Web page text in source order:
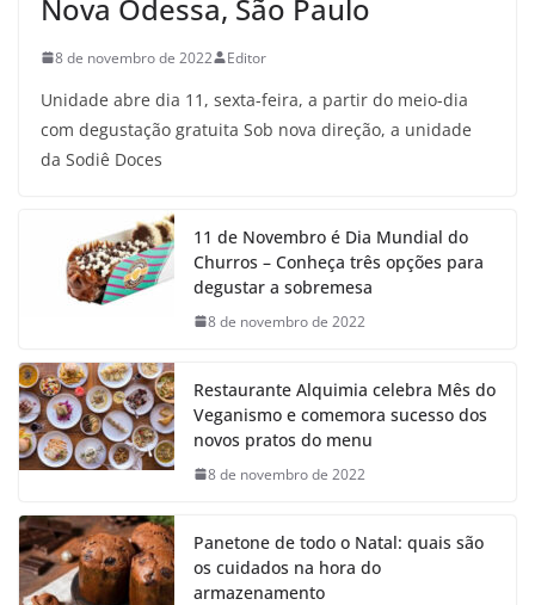
Nova Odessa, São Paulo
8 de novembro de 2022 Editor
Unidade abre dia 11, sexta-feira, a partir do meio-dia
com degustação gratuita Sob nova direção, a unidade
da Sodiê Doces
11 de Novembro é Dia Mundial do
Churros – Conheça três opções para
degustar a sobremesa
8 de novembro de 2022
Restaurante Alquimia celebra Mês do
Veganismo e comemora sucesso dos
novos pratos do menu
8 de novembro de 2022
Panetone de todo o Natal: quais são
os cuidados na hora do
armazenamento